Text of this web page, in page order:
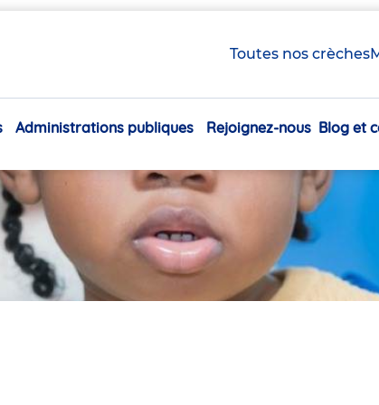
Toutes nos crèches
Navigation
Administrations publiques Rejoignez-nous Blog et